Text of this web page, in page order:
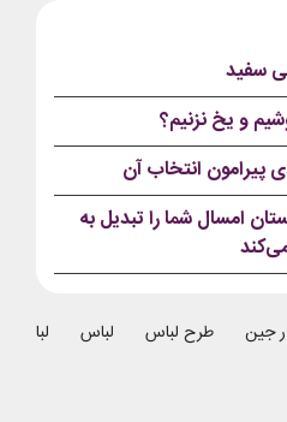
سفید
و یخ نزنیم؟
پیرامون انتخاب آن
امسال شما را تبدیل به
جین طرح لباس لباس لباس